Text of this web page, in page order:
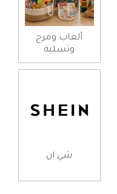
ألعاب ومرح
وتسلية
شي ان